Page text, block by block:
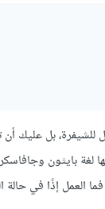
بل عليك أن
إذًا في حالة